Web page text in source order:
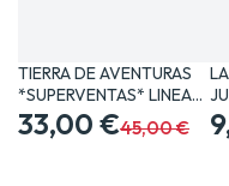
TIERRA DE AVENTURAS
*SUPERVENTAS* LINEA…
33,00 €45,00 €